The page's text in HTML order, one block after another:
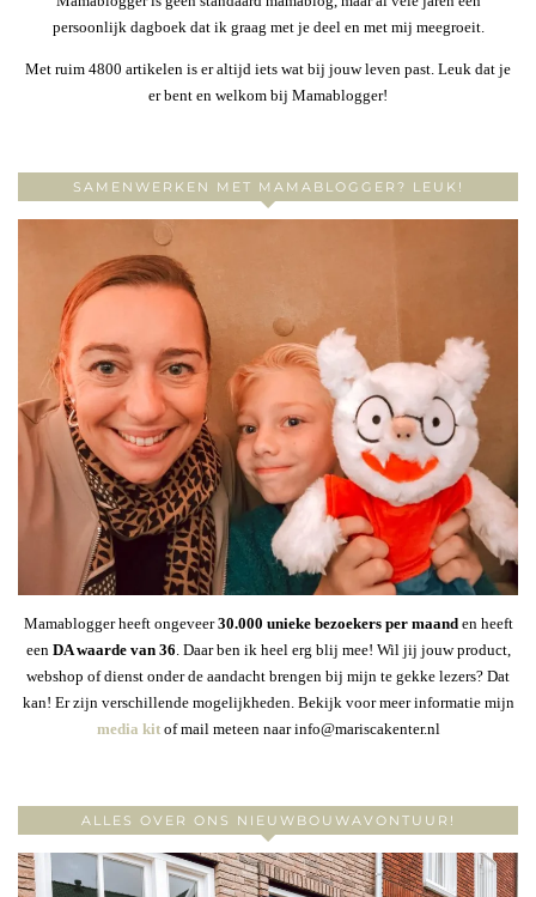
persoonlijk dagboek dat ik graag met je deel en met mij meegroeit.
Met ruim 4800 artikelen is er altijd iets wat bij jouw leven past. Leuk dat je
er bent en welkom bij Mamablogger!
SAMENWERKEN MET MAMABLOGGER? LEUK!
Mamablogger heeft ongeveer30.000 unieke bezoekers per maanden heeft
een DA waarde van 36 . Daar ben ik heel erg blij mee! Wil jij jouw product,
webshop of dienst onder de aandacht brengen bij mijn te gekke lezers? Dat
kan! Er zijn verschillende mogelijkheden. Bekijk voor meer informatie mijn
media kitof mail meteen naar info@mariscakenter.nl
ALLES OVER ONS NIEUWBOUWAVONTUUR!